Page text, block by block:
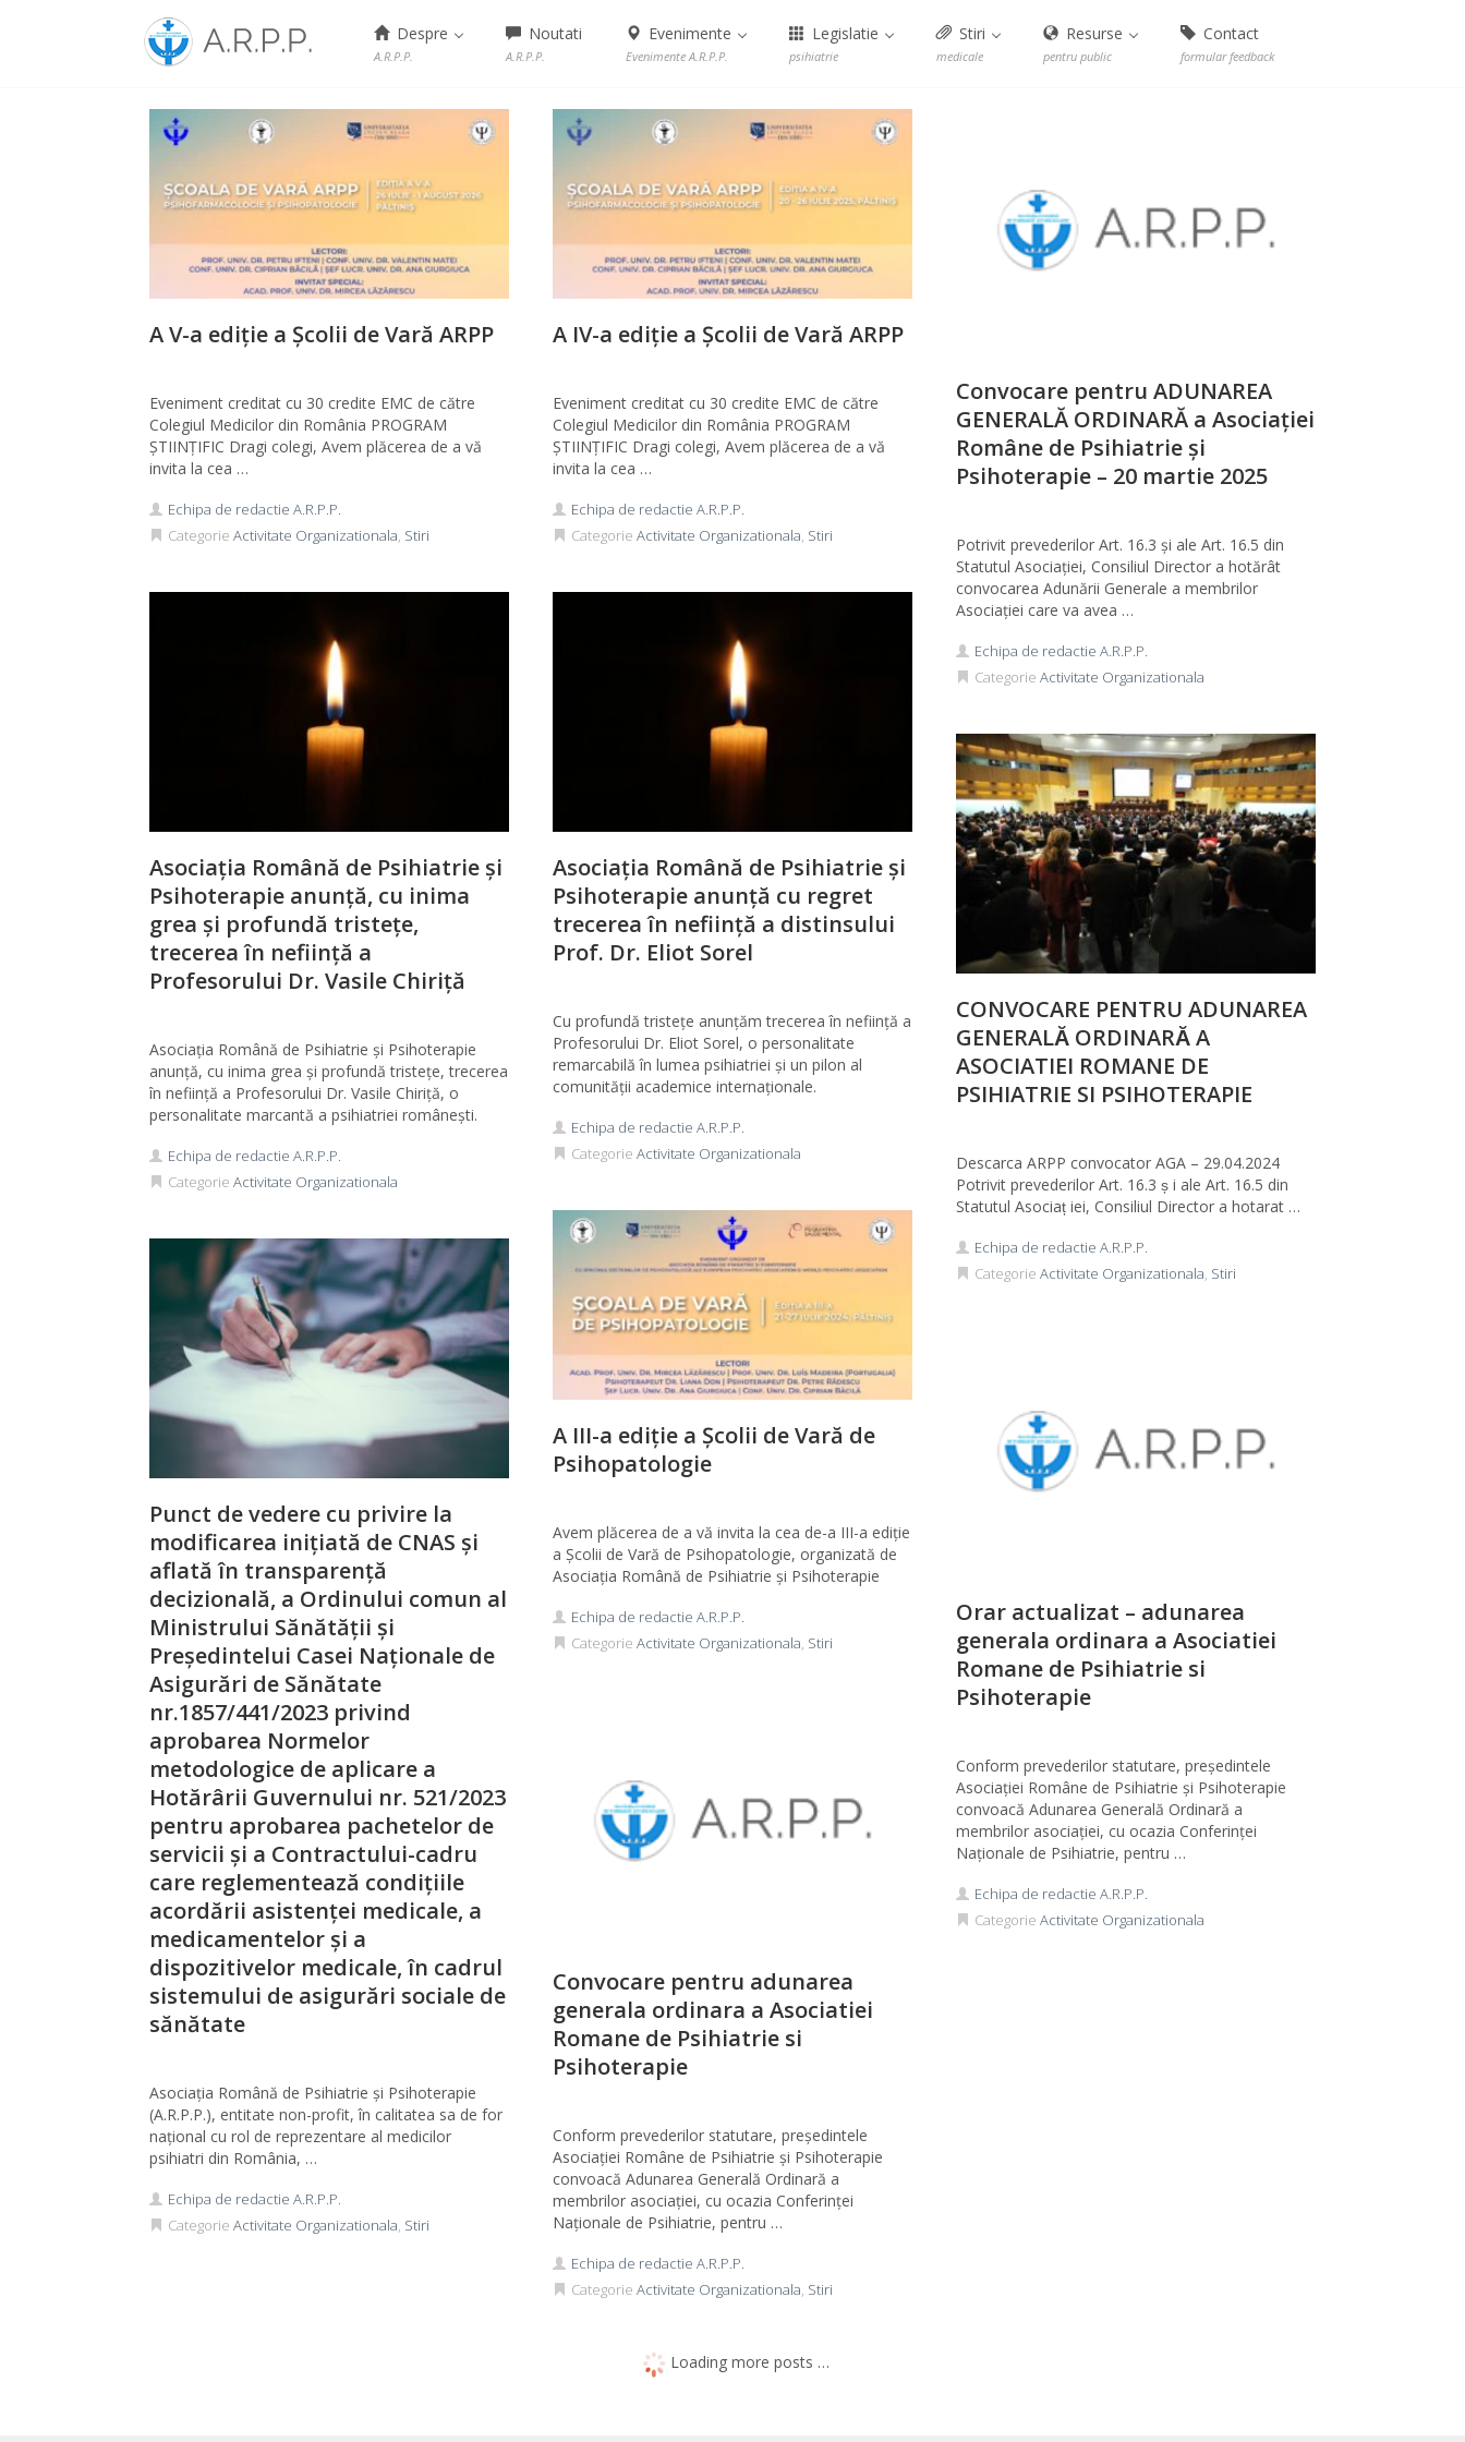
Menu Despre
A.R.P.P.
Noutati
A.R.P.P.
Evenimente
Evenimente A.R.P.P.
Legislatie
psihiatrie
Stiri
medicale
Resurse
pentru public
Contact
formular feedback
A V-a ediție a Școlii de Vară ARPP
Eveniment creditat cu 30 credite EMC de către
Colegiul Medicilor din România PROGRAM
ȘTIINȚIFIC Dragi colegi, Avem plăcerea de a vă
invita la cea …
Echipa de redactie A.R.P.P.
Categorie Activitate Organizationala, Stiri
A IV-a ediție a Școlii de Vară ARPP
Eveniment creditat cu 30 credite EMC de către
Colegiul Medicilor din România PROGRAM
ȘTIINȚIFIC Dragi colegi, Avem plăcerea de a vă
invita la cea …
Echipa de redactie A.R.P.P.
Categorie Activitate Organizationala, Stiri
Convocare pentru ADUNAREA
GENERALĂ ORDINARĂ a Asociației
Române de Psihiatrie și
Psihoterapie – 20 martie 2025
Potrivit prevederilor Art. 16.3 și ale Art. 16.5 din
Statutul Asociației, Consiliul Director a hotărât
convocarea Adunării Generale a membrilor
Asociației care va avea …
Echipa de redactie A.R.P.P.
Categorie Activitate Organizationala
Asociația Română de Psihiatrie și
Psihoterapie anunță, cu inima
grea și profundă tristețe,
trecerea în neființă a
Profesorului Dr. Vasile Chiriță
Asociația Română de Psihiatrie și Psihoterapie
anunță, cu inima grea și profundă tristețe, trecerea
în neființă a Profesorului Dr. Vasile Chiriță, o
personalitate marcantă a psihiatriei românești.
Echipa de redactie A.R.P.P.
Categorie Activitate Organizationala
Asociația Română de Psihiatrie și
Psihoterapie anunță cu regret
trecerea în neființă a distinsului
Prof. Dr. Eliot Sorel
Cu profundă tristețe anunțăm trecerea în neființă a
Profesorului Dr. Eliot Sorel, o personalitate
remarcabilă în lumea psihiatriei și un pilon al
comunității academice internaționale.
Echipa de redactie A.R.P.P.
Categorie Activitate Organizationala
CONVOCARE PENTRU ADUNAREA
GENERALĂ ORDINARĂ A
ASOCIATIEI ROMANE DE
PSIHIATRIE SI PSIHOTERAPIE
Descarca ARPP convocator AGA – 29.04.2024
Potrivit prevederilor Art. 16.3 ș i ale Art. 16.5 din
Statutul Asociaț iei, Consiliul Director a hotarat …
Echipa de redactie A.R.P.P.
Categorie Activitate Organizationala, Stiri
A III-a ediție a Școlii de Vară de
Psihopatologie
Avem plăcerea de a vă invita la cea de-a III-a ediție
a Școlii de Vară de Psihopatologie, organizată de
Asociația Română de Psihiatrie și Psihoterapie
Echipa de redactie A.R.P.P.
Categorie Activitate Organizationala Stiri
Punct de vedere cu privire la
modificarea inițiată de CNAS și
aflată în transparență
decizională, a Ordinului comun al
Ministrului Sănătății și
Președintelui Casei Naționale de
Asigurări de Sănătate
nr.1857/441/2023 privind
aprobarea Normelor
metodologice de aplicare a
Hotărârii Guvernului nr. 521/2023
pentru aprobarea pachetelor de
servicii şi a Contractului-cadru
care reglementează condiţiile
acordării asistenţei medicale, a
medicamentelor şi a
dispozitivelor medicale, în cadrul
sistemului de asigurări sociale de
sănătate
Asociația Română de Psihiatrie și Psihoterapie
(A.R.P.P.), entitate non-profit, în calitatea sa de for
național cu rol de reprezentare al medicilor
psihiatri din România, …
Echipa de redactie A.R.P.P.
Categorie Activitate Organizationala, Stiri
Orar actualizat – adunarea
generala ordinara a Asociatiei
Romane de Psihiatrie si
Psihoterapie
Conform prevederilor statutare, președintele
Asociației Române de Psihiatrie și Psihoterapie
convoacă Adunarea Generală Ordinară a
membrilor asociației, cu ocazia Conferinței
Naționale de Psihiatrie, pentru …
Echipa de redactie A.R.P.P.
Categorie Activitate Organizationala
Convocare pentru adunarea
generala ordinara a Asociatiei
Romane de Psihiatrie si
Psihoterapie
Conform prevederilor statutare, președintele
Asociației Române de Psihiatrie și Psihoterapie
convoacă Adunarea Generală Ordinară a
membrilor asociației, cu ocazia Conferinței
Naționale de Psihiatrie, pentru …
Echipa de redactie A.R.P.P.
Categorie Activitate Organizationala, Stiri
Loading more posts …